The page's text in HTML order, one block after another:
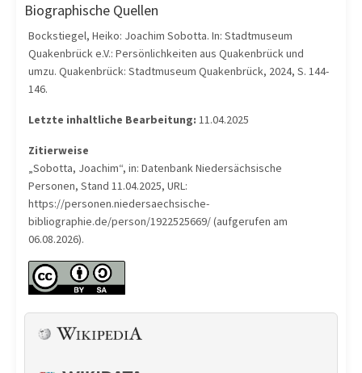
Biographische Quellen
Bockstiegel, Heiko: Joachim Sobotta. In: Stadtmuseum
Quakenbrück e.V.: Persönlichkeiten aus Quakenbrück und
umzu. Quakenbrück: Stadtmuseum Quakenbrück, 2024, S. 144-
146.
Letzte inhaltliche Bearbeitung: 11.04.2025
Zitierweise
„Sobotta, Joachim“, in: Datenbank Niedersächsische
Personen, Stand 11.04.2025, URL:
https://personen.niedersaechsische-
bibliographie.de/person/1922525669/ (aufgerufen am
06.08.2026).